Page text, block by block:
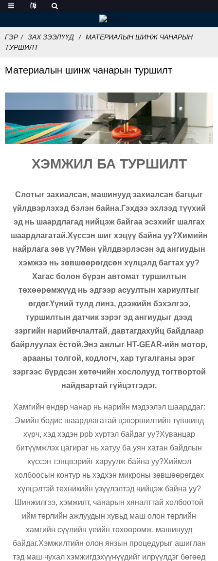
ГЭР ЗАХ ЗЭЭЛҮҮД
МАТЕРИАЛЫН ШИНЖ ЧАНАРЫН
ТУРШИЛТ
Материалын шинж чанарын туршилт
ХЭМЖИЛ БА ТУРШИЛТ
Слотыг захиалсан, машинууд захиалсан багцыг
үйлдвэрлэхэд бэлэн байна.Гэхдээ эхлээд түүхий
эд нь шаардлагад нийцэж байгаа эсэхийг шалгах
шаардлагатай.Хүссэн шиг хэцүү байна уу?Химийн
найрлага зөв үү?Мөн үйлдвэрлэсэн эд ангиудын
хэмжээ нь зөвшөөрөгдсөн хүлцэлд багтах уу?
Хагас болон бүрэн автомат туршилтын
төхөөрөмжүүд нь эдгээр асуултын хариултыг
өгдөг.Үүний тулд линз, дээжийн бэхэлгээ,
туршилтын датчик зэрэг эд ангиудыг дээд
зэргийн нарийвчлалтай, давтагдахуйц байдлаар
байрлуулах ёстой.Энэ ажлыг HT-GEAR-ийн мотор,
арааны толгой, кодлогч, хар тугалганы эрэг
зэргээс бүрдсэн хөтөчийн хослолууд тогтвортой
найдвартай гүйцэтгэдэг.
Хамгийн өндөр чанар нь нарийн мэдээлэл шаарддаг:
Эмийн бодис шаардлагатай цэвэршилтийн түвшинд
хүрч, хэд хэдэн ppb хүртэл байдаг уу?Хуванцар
битүүмжлэх цагираг нь хатуу ба уян хатан байдлын
хүссэн тэнцвэрийг харуулж байна уу?Хиймэл
холбоосын контур нь хэдхэн микроны зөвшөөрөгдөх
хүлцэлтэй техникийн үзүүлэлтэд нийцэж байна уу?
Шинжилгээ, хэмжилт, чанарын хяналттай холбоотой
ийм төрлийн ажлуудын хувьд маш олон төрлийн
хамгийн сүүлийн үеийн төхөөрөмж, машинууд
байдаг.Хэмжилтийн олон янзын процедурыг ашиглан
тэд маш чухал хэмжигдэхүүнүүдийг илрүүлдэг бөгөөд